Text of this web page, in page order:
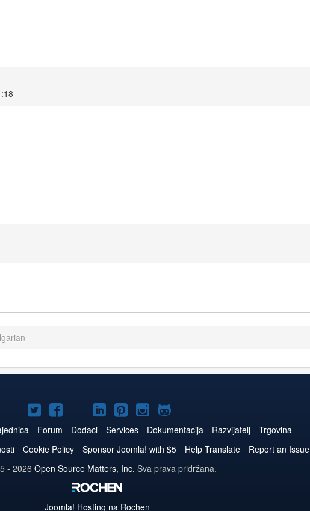
Joomla!
na
Twitteru
Joomla!
na
Facebook
Joomla!
na
YouTube
Joomla!
na
LinkedIn
Joomla!
na
Pinterest
Joomla!
na
Instagram
Joomla!
na
GitHub
Forum Dodaci Services Dokumentacija Razvijatelj
Trgovina
Cookie Policy Sponsor Joomla! with $5 Help Translate Report an Issue
- 2026 Open Source Matters, Inc. Sva prava pridržana.
Joomla! Hosting na Rochen